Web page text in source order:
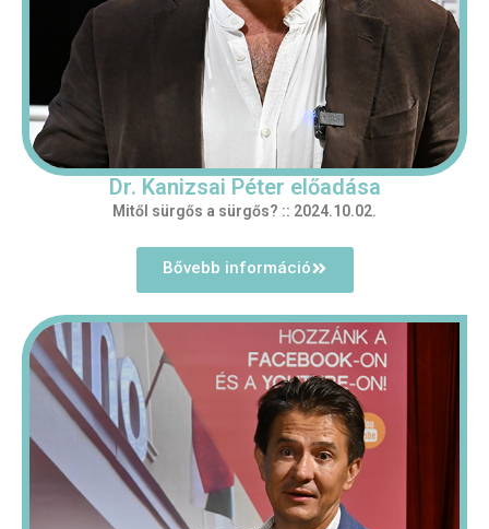
Dr. Kanizsai Péter előadása
Mitől sürgős a sürgős? :: 2024.10.02.
Bővebb információ